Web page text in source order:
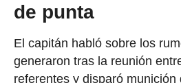
de punta
El capitán habló sobre los
generaron tras la reunión
referentes y disparó munición